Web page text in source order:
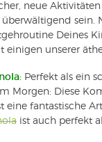
neue
sein.
Deines
unserer
Perfekt als ein
Morgen: Diese
eine fantastische
ist auch perfekt